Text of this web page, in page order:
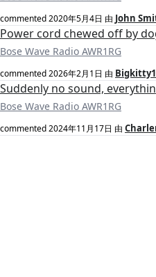
commented2020年5月4日 由 John
Power cord chewed off by
Bose Wave Radio AWR1RG
commented2026年2月1日 由
Suddenly no sound,
Bose Wave Radio AWR1RG
commented2024年11月17日 由